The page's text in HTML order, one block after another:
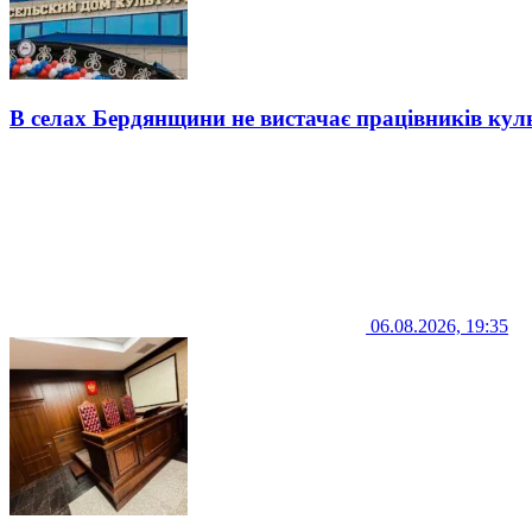
В селах Бердянщини не вистачає працівників
06.08.2026, 19:35